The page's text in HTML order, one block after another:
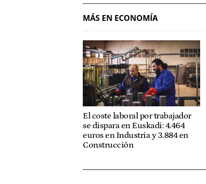
MÁS EN ECONOMÍA
El coste laboral por trabajador
se dispara en Euskadi: 4.464
euros en Industria y 3.884 en
Construcción